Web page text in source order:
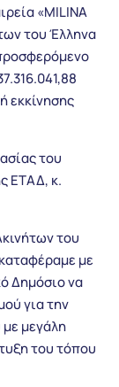
«MILINA
του Έλληνα
εκκίνησης
του
ΕΤΑΔ, κ.
του
με
Δημόσιο να
για την
με μεγάλη
του τόπου